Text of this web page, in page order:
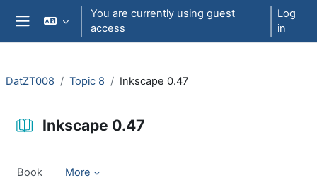
Skip to main content
You are currently using guest
access
Log
in
DatZT008 Topic 8 Inkscape 0.47
Inkscape 0.47
Book More